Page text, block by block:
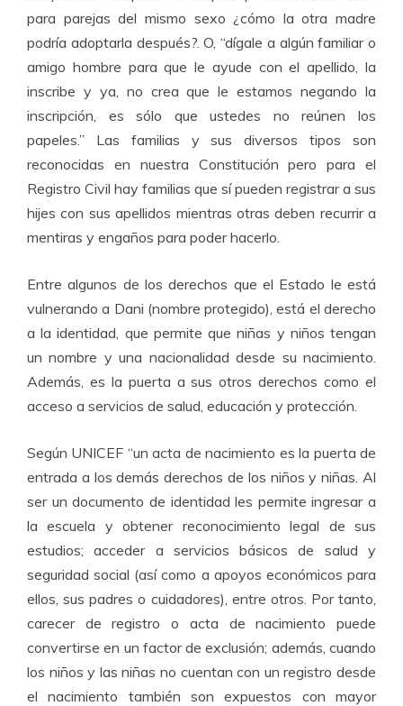
para parejas del mismo sexo ¿cómo la otra madre
podría adoptarla después?. O, “dígale a algún familiar o
amigo hombre para que le ayude con el apellido, la
inscribe y ya, no crea que le estamos negando la
inscripción, es sólo que ustedes no reúnen los
papeles.” Las familias y sus diversos tipos son
reconocidas en nuestra Constitución pero para el
Registro Civil hay familias que sí pueden registrar a sus
hijes con sus apellidos mientras otras deben recurrir a
mentiras y engaños para poder hacerlo.
Entre algunos de los derechos que el Estado le está
vulnerando a Dani (nombre protegido), está el derecho
a la identidad, que permite que niñas y niños tengan
un nombre y una nacionalidad desde su nacimiento.
Además, es la puerta a sus otros derechos como el
acceso a servicios de salud, educación y protección.
Según UNICEF “unacta de nacimiento es la puerta de
entrada a los demás derechos de los niños y niñas. Al
ser un documento de identidad les permite ingresar a
la escuela y obtener reconocimiento legal de sus
estudios; acceder a servicios básicos de salud y
seguridad social (así como a apoyos económicos para
ellos, sus padres o cuidadores), entre otros. Por tanto,
carecer de registro o acta de nacimiento puede
convertirse en un factor de exclusión; además, cuando
los niños y las niñas no cuentan con un registro desde
el nacimiento también son expuestos con mayor